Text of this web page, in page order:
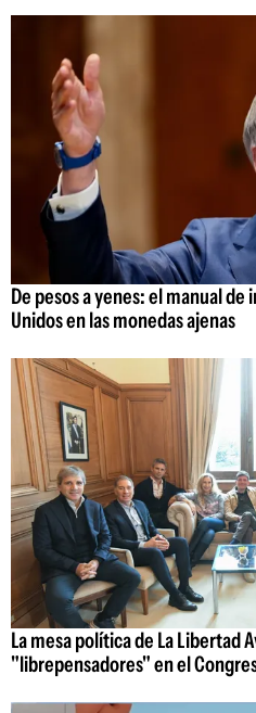
De pesos a yenes: el manual
Unidos en las monedas ajenas
La mesa política de La Libertad
"librepensadores" en el